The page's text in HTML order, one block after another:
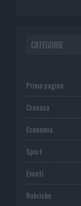
CATEGORIE
Prima pagina
Cronaca
Economia
Sport
Eventi
Rubriche